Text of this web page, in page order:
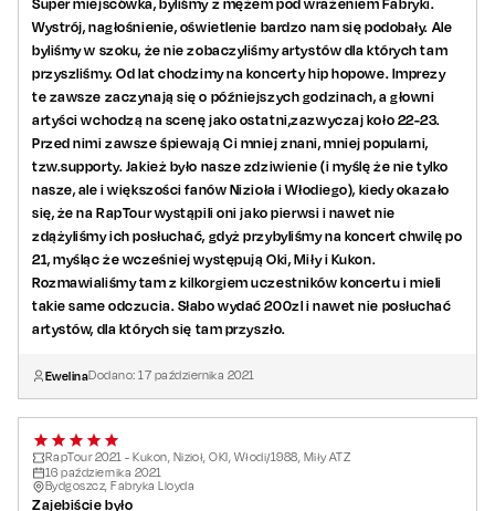
Super miejscówka, byliśmy z mężem pod wrażeniem Fabryki.
Wystrój, nagłośnienie, oświetlenie bardzo nam się podobały. Ale
byliśmy w szoku, że nie zobaczyliśmy artystów dla których tam
przyszliśmy. Od lat chodzimy na koncerty hip hopowe. Imprezy
te zawsze zaczynają się o późniejszych godzinach, a głowni
artyści wchodzą na scenę jako ostatni,zazwyczaj koło 22-23.
Przed nimi zawsze śpiewają Ci mniej znani, mniej popularni,
tzw.supporty. Jakież było nasze zdziwienie (i myślę że nie tylko
nasze, ale i większości fanów Nizioła i Włodiego), kiedy okazało
się, że na RapTour wystąpili oni jako pierwsi i nawet nie
zdążyliśmy ich posłuchać, gdyż przybyliśmy na koncert chwilę po
21, myśląc że wcześniej występują Oki, Miły i Kukon.
Rozmawialiśmy tam z kilkorgiem uczestników koncertu i mieli
takie same odczucia. Słabo wydać 200zl i nawet nie posłuchać
artystów, dla których się tam przyszło.
EwelinaDodano:17 października 2021
RapTour 2021 - Kukon, Nizioł, OKI, Włodi/1988, Miły ATZ
16 października 2021
Bydgoszcz, Fabryka Lloyda
Zajebiście było